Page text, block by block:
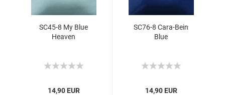
SC45-8 My Blue
Heaven
14,90 EUR
SC76-8 Cara-Bein
Blue
14,90 EUR